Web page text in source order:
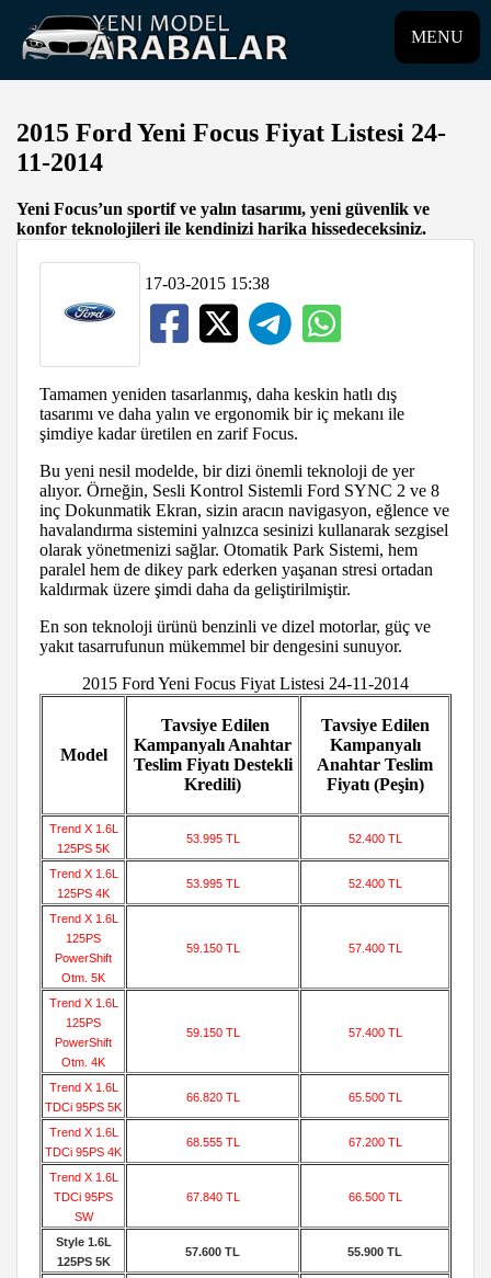
MENU
2015 Ford Yeni Focus Fiyat Listesi 24-
11-2014
Yeni Focus’un sportif ve yalın tasarımı, yeni güvenlik ve
konfor teknolojileri ile kendinizi harika hissedeceksiniz.
17-03-2015 15:38
Tamamen yeniden tasarlanmış, daha keskin hatlı dış
tasarımı ve daha yalın ve ergonomik bir iç mekanı ile
şimdiye kadar üretilen en zarif Focus.
Bu yeni nesil modelde, bir dizi önemli teknoloji de yer
alıyor. Örneğin, Sesli Kontrol Sistemli Ford SYNC 2 ve 8
inç Dokunmatik Ekran, sizin aracın navigasyon, eğlence ve
havalandırma sistemini yalnızca sesinizi kullanarak sezgisel
olarak yönetmenizi sağlar. Otomatik Park Sistemi, hem
paralel hem de dikey park ederken yaşanan stresi ortadan
kaldırmak üzere şimdi daha da geliştirilmiştir.
En son teknoloji ürünü benzinli ve dizel motorlar, güç ve
yakıt tasarrufunun mükemmel bir dengesini sunuyor.
2015 Ford Yeni Focus Fiyat Listesi 24-11-2014
Model
Tavsiye Edilen
Kampanyalı Anahtar
Teslim Fiyatı Destekli
Kredili)
Tavsiye Edilen
Kampanyalı
Anahtar Teslim
Fiyatı (Peşin)
Trend X 1.6L
125PS 5K
53.995 TL 52.400 TL
Trend X 1.6L
125PS 4K
53.995 TL 52.400 TL
Trend X 1.6L
125PS
PowerShift
Otm. 5K
59.150 TL 57.400 TL
Trend X 1.6L
125PS
PowerShift
Otm. 4K
59.150 TL 57.400 TL
Trend X 1.6L
TDCi 95PS 5K
66.820 TL 65.500 TL
Trend X 1.6L
TDCi 95PS 4K
68.555 TL 67.200 TL
Trend X 1.6L
TDCi 95PS
SW
67.840 TL 66.500 TL
Style 1.6L
125PS 5K
57.600 TL 55.900 TL